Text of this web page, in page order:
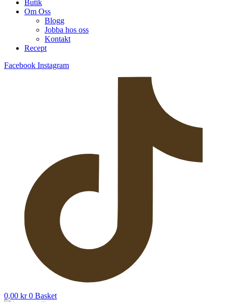
Butik
Om Oss
Blogg
Jobba hos oss
Kontakt
Recept
Facebook Instagram
0,00 kr 0 Basket